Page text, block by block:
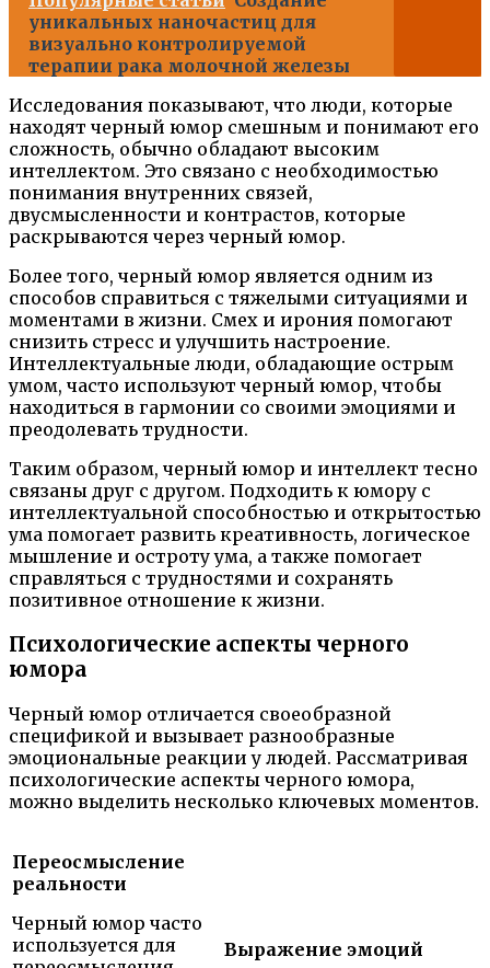
уникальных наночастиц для
визуально контролируемой
терапии рака молочной железы
Исследования показывают, что люди, которые
находят черный юмор смешным и понимают его
сложность, обычно обладают высоким
интеллектом. Это связано с необходимостью
понимания внутренних связей,
двусмысленности и контрастов, которые
раскрываются через черный юмор.
Более того, черный юмор является одним из
способов справиться с тяжелыми ситуациями и
моментами в жизни. Смех и ирония помогают
снизить стресс и улучшить настроение.
Интеллектуальные люди, обладающие острым
умом, часто используют черный юмор, чтобы
находиться в гармонии со своими эмоциями и
преодолевать трудности.
Таким образом, черный юмор и интеллект тесно
связаны друг с другом. Подходить к юмору с
интеллектуальной способностью и открытостью
ума помогает развить креативность, логическое
мышление и остроту ума, а также помогает
справляться с трудностями и сохранять
позитивное отношение к жизни.
Психологические аспекты черного
юмора
Черный юмор отличается своеобразной
спецификой и вызывает разнообразные
эмоциональные реакции у людей. Рассматривая
психологические аспекты черного юмора,
можно выделить несколько ключевых моментов.
Переосмысление
реальности
Черный юмор часто
используется для
Выражение эмоций